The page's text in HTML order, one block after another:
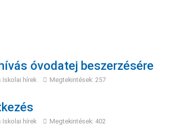
óvodatej beszerzésére
Iskolai hírek Megtekintések: 257
Iskolai hírek Megtekintések: 402